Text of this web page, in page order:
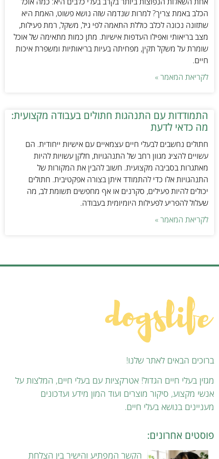
הכלב באמת צריך? למרות שנדמה שזה נושא פשוט, האמת היא
שתזונה נכונה לכלב כוללת התאמה לפי גיל, משקל, רמת פעילות,
מצב בריאותי ואפילו העדפות אישיות. מתן כמות מתאימה של אוכל
שומרת על משקל תקין, מפחיתה בעיות בריאותיות ומשפרת איכות
חיים.
לקריאת המאמר »
התמודדות עם התנהגות חתולים בעבודה מקצועית:
מה כדאי לדעת
חתולים נחשבים לבעלי חיים עצמאיים עם אישיות ייחודית. הם
עשויים להציג מגוון רחב של התנהגויות, חלקן עשויות להיות
מאתגרות בסביבה מקצועית. חשוב להבין את המקורות של
התנהגויות אלו כדי להתמודד איתן בצורה אפקטיבית. חתולים
יכולים להיות פעילים, סקרנים או אף מחפשים תשומת לב, מה
שעלול להפריע לפעילות היומיומית בעבודה.
לקריאת המאמר »
ברוכים הבאים לאתר שלנו!
מגזין בעלי חיים הגדול! אטרקציות עם בעלי חיים, המלצות על
אנשי מקצוע, סיקור מוצרים ועוד המון מידע ועדכונים
מעניינים בנושא בעלי חיים.
פוסטים אחרונים:
הקשר המפתיע והישיר בין הצלחת